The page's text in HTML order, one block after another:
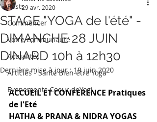
Posts
Commencer
Votre communauté
Actualités
Articles - Santé Bien-être Yoga
Evenements Coeur deYogi
STAGE "YOGA de l'été" -
DIMANCHE 28 JUIN
DINARD 10h à 12h30
29 avr. 2020
Dernière mise à jour :19 juin 2020
ACCUEIL ET CONFERENCE Pratiques
de l'Eté
HATHA & PRANA & NIDRA YOGAS